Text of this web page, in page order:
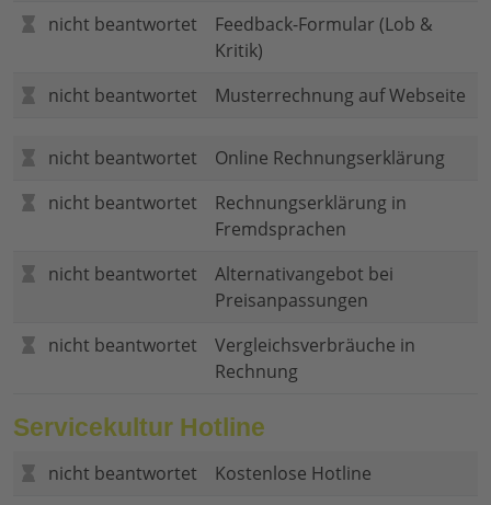
nicht beantwortet
Feedback-Formular (Lob &
Kritik)
nicht beantwortet
Musterrechnung auf Webseite
nicht beantwortet
Online Rechnungserklärung
nicht beantwortet
Rechnungserklärung in
Fremdsprachen
nicht beantwortet
Alternativangebot bei
Preisanpassungen
nicht beantwortet
Vergleichsverbräuche in
Rechnung
Servicekultur Hotline
nicht beantwortet
Kostenlose Hotline